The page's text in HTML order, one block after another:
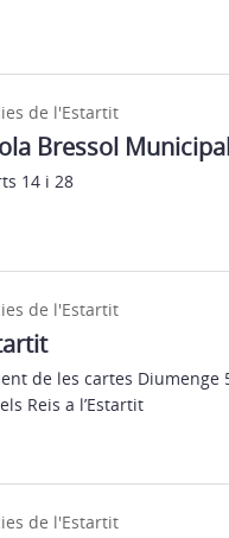
de l'Estartit
Bressol
14 i 28
de l'Estartit
de les cartes Diumenge
Reis a l’Estartit
de l'Estartit